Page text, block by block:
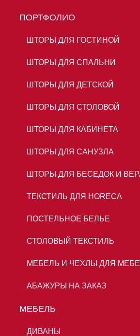
ПОРТФОЛИО
ШТОРЫ ДЛЯ ГОСТИНОЙ
ШТОРЫ ДЛЯ СПАЛЬНИ
ШТОРЫ ДЛЯ ДЕТСКОЙ
ШТОРЫ ДЛЯ СТОЛОВОЙ
ШТОРЫ ДЛЯ КАБИНЕТА
ШТОРЫ ДЛЯ САНУЗЛА
ШТОРЫ ДЛЯ БЕСЕДОК И
ТЕКСТИЛЬ ДЛЯ HORECA
ПОСТЕЛЬНОЕ БЕЛЬЕ
СТОЛОВЫЙ ТЕКСТИЛЬ
МЕБЕЛЬ И ЧЕХЛЫ ДЛЯ
АБАЖУРЫ НА ЗАКАЗ
МЕБЕЛЬ
ДИВАНЫ